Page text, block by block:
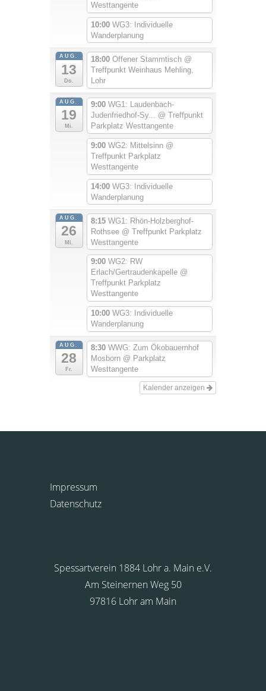
Westtangente
10:00 WG3: Individuelle
Wanderplanung
AUG.
13
Do.
18:00 Offener Stammtisch @
Treffpunkt Weinhaus Mehling,
Lohr
AUG.
19
Mi.
9:00 WG1: Laudenbach-
Judenfriedhof-Sy... @ Treffpunkt
Parkplatz Westtangente
9:00 WG2: Mittelsinn @
Treffpunkt Parkplatz
Westtangente
14:00 WG3: Individuelle
Wanderplanung
AUG.
26
Mi.
8:15 WG1: Rhön-Holzberghof-
Rothsee @ Treffpunkt Parkplatz
Westtangente
9:00 WG2: RW
Erlach/Gertraudenkapelle @
Treffpunkt Parkplatz
Westtangente
10:00 WG3: Individuelle
Wanderplanung
AUG.
28
Fr.
8:30 WWG: Zum Ökobauernhof
Mosborn @ Parkplatz
Westtangente
Kalender anzeigen
Impressum
Datenschutz
Spessartverein 1884 Lohr a. Main e.V.
Am Steinernen Weg 50
97816 Lohr am Main